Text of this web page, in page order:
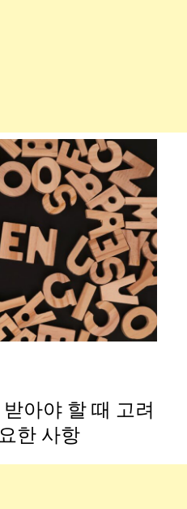
아야 할 때 고려
한 사항